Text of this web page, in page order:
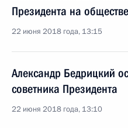
Президента на
22 июня 2018 года, 13:15
Александр Бедрицкий
советника Президента
22 июня 2018 года, 13:10